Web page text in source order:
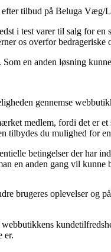
tilbud på Beluga Væg/
i test varer til salg for
os overfor bedrageriske
en anden løsning
gennemse
medlem, fordi det er
tilbydes du mulighed for
betingelser der har
en anden gang vil
brugeres oplevelser
er.